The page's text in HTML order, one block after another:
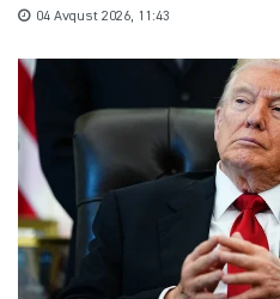
04 Avqust 2026, 11:43